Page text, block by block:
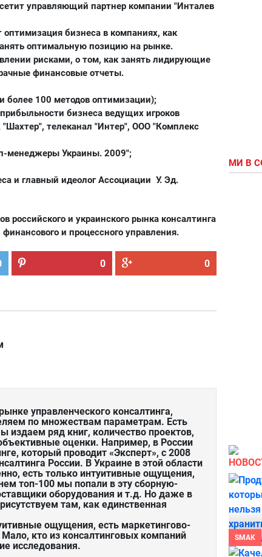
управляющий партнер компании "Инталев
бизнеса в компаниях, как
оптимальную позицию на рынке.
рисками, о том, как занять лидирующие
финансовые отчеты.
более 100 методов оптимизации);
бизнеса ведущих игроков
телеканал "Интер", ООО "Комплекс
менеджеры Украины. 2009";
и главный идеолог Ассоциации У. Эд.
и украинского рынка консалтинга
и процессного управления.
0 0
управленческого консалтинга,
по множествам параметрам. Есть
ряд книг, количество проектов,
оценки. Например, в России
который проводит «Эксперт», с 2008
России. В Украине в этой области
есть только интуитивные ощущения,
топ-100 мы попали в эту сборную-
оборудования и т.д. Но даже в
там, как единственная
ощущения, есть маркетингово-
кто из консалтинговых компаний
исследования.
МИ В
SMAK